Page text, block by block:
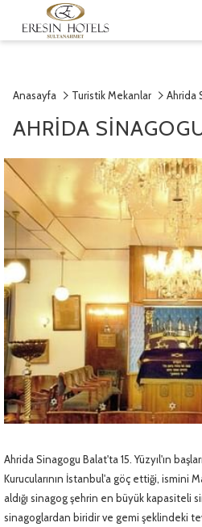
Anasayfa Turistik Mekanlar Ahrida
AHRIDA
Ahrida Sinagogu Balat'ta 15. Yüzyıl'ın
Kurucularının İstanbul'a göç ettiği, ismini
aldığı sinagog şehrin en büyük kapasiteli
sinagoglardan biridir ve gemi şeklindeki